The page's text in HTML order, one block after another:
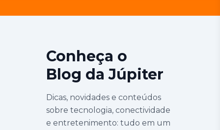
Conheça o
Blog da Júpiter
Dicas, novidades e conteúdos
sobre tecnologia, conectividade
e entretenimento: tudo em um